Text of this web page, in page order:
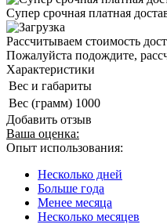
Супер срочная платная
Рассчитываем стоимость
Пожалуйста подождите,
Характеристики
Вес и габариты
Вес (грамм) 1000
Добавить отзыв
Ваша оценка:
Опыт использования:
Несколько дней
Больше года
Менее месяца
Несколько месяцев